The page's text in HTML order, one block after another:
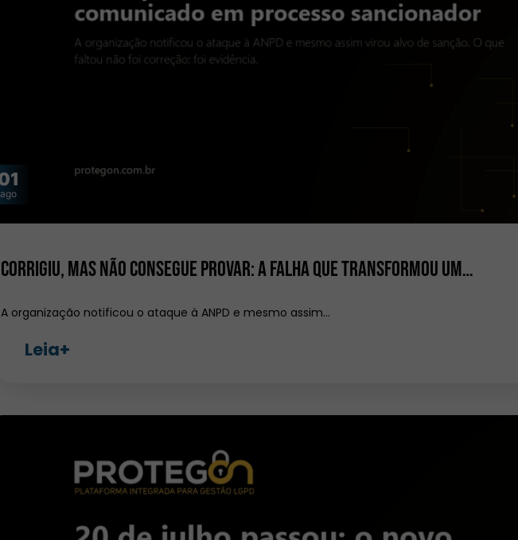
ago
Corrigiu, mas não consegue provar: a falha que transformou um…
A organização notificou o ataque à ANPD e mesmo assim…
Leia+